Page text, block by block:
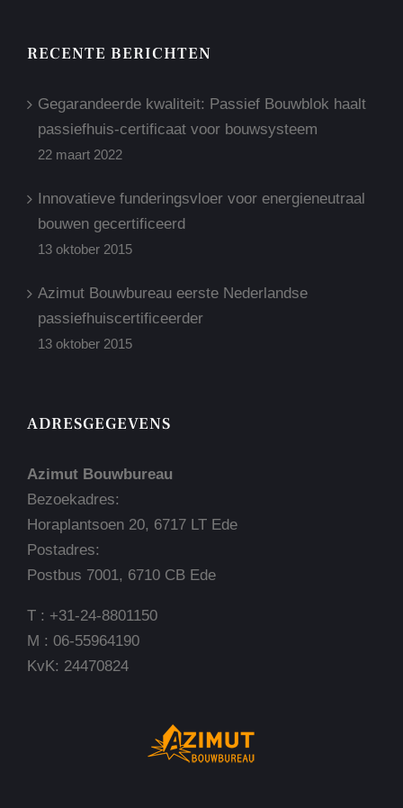
RECENTE BERICHTEN
Gegarandeerde kwaliteit: Passief Bouwblok haalt
passiefhuis-certificaat voor bouwsysteem
22 maart 2022
Innovatieve funderingsvloer voor energieneutraal
bouwen gecertificeerd
13 oktober 2015
Azimut Bouwbureau eerste Nederlandse
passiefhuiscertificeerder
13 oktober 2015
ADRESGEGEVENS
Azimut Bouwbureau
Bezoekadres:
Horaplantsoen 20, 6717 LT Ede
Postadres:
Postbus 7001, 6710 CB Ede
T : +31-24-8801150
M : 06-55964190
KvK: 24470824